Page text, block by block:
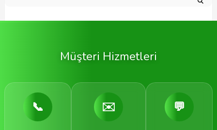
Müşteri Hizmetleri
📞 ✉️ 💬